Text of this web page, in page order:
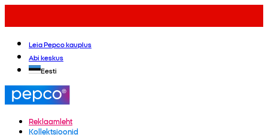
Leia Pepco kauplus
Abi keskus
Eesti
Reklaamleht
Kollektsioonid